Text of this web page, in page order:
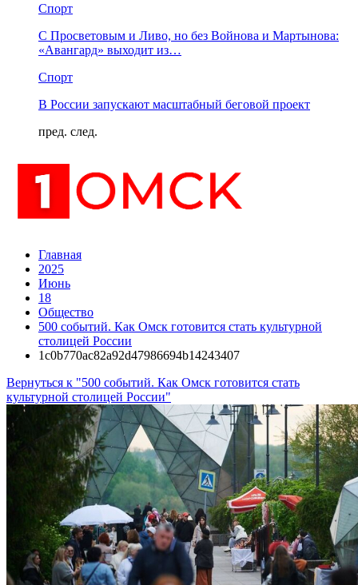
Спорт
С Просветовым и Ливо, но без Войнова и Мартынова:
«Авангард» выходит из…
Спорт
В России запускают масштабный беговой проект
пред. след.
Главная
2025
Июнь
18
Общество
500 событий. Как Омск готовится стать культурной
столицей России
1c0b770ac82a92d47986694b14243407
Вернуться к "500 событий. Как Омск готовится стать
культурной столицей России"